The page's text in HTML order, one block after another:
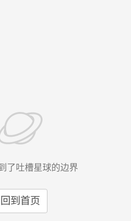
了吐槽星球的边界
回到首页